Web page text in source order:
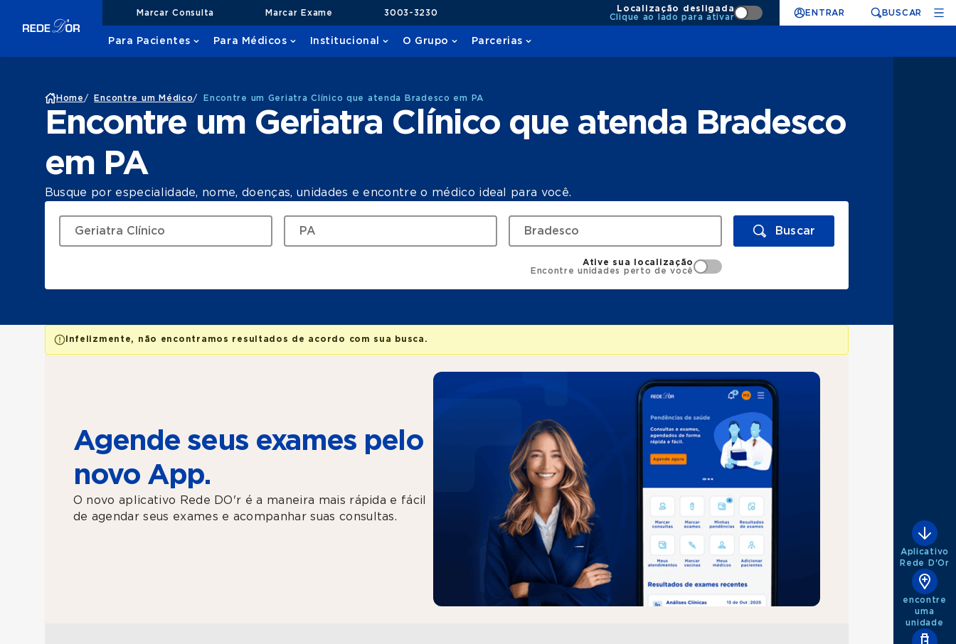
Marcar Consulta Marcar Exame 3003-3230
Localização desligada
Clique ao lado para ativar
ENTRAR BUSCAR
Para Pacientes Para Médicos Institucional O Grupo Parcerias
Home / Encontre um Médico/ Encontre um Geriatra Clínico que atenda Bradesco em PA
Encontre um Geriatra Clínico que atenda Bradesco
em PA
Busque por especialidade, nome, doenças, unidades e encontre o médico ideal para você.
Buscar
Ative sua localização
Encontre unidades perto de você
Infelizmente, não encontramos resultados de acordo com sua busca.
Agende seus exames pelo
novo App.
O novo aplicativo Rede DO'r é a maneira mais rápida e fácil
de agendar seus exames e acompanhar suas consultas.
Aplicativo
Rede D'Or
encontre
uma
unidade